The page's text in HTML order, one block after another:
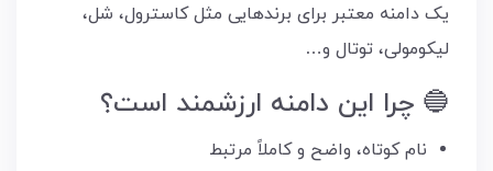
یک دامنه معتبر برای برندهایی مثل کاسترول، شل،
لیکومولی، توتال و…
🔵 چرا این دامنه ارزشمند است؟
نام کوتاه، واضح و کاملاً مرتبط